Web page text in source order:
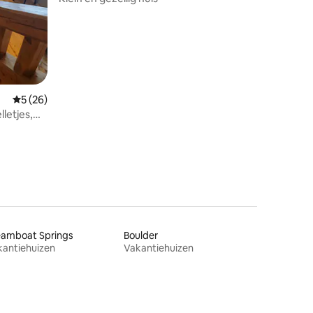
Gemiddelde beoordeling van 5 uit 5, 26 recensies
5 (26)
Springs
Boulder
Vakantiehuizen